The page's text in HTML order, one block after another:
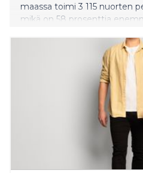
maassa toimi 3 115 nuorten
mikä on 58 prosenttia
noussut 5,34 miljoonaan
näkyvät sekä heikentynyt
selkeä asennemuutos: yhä